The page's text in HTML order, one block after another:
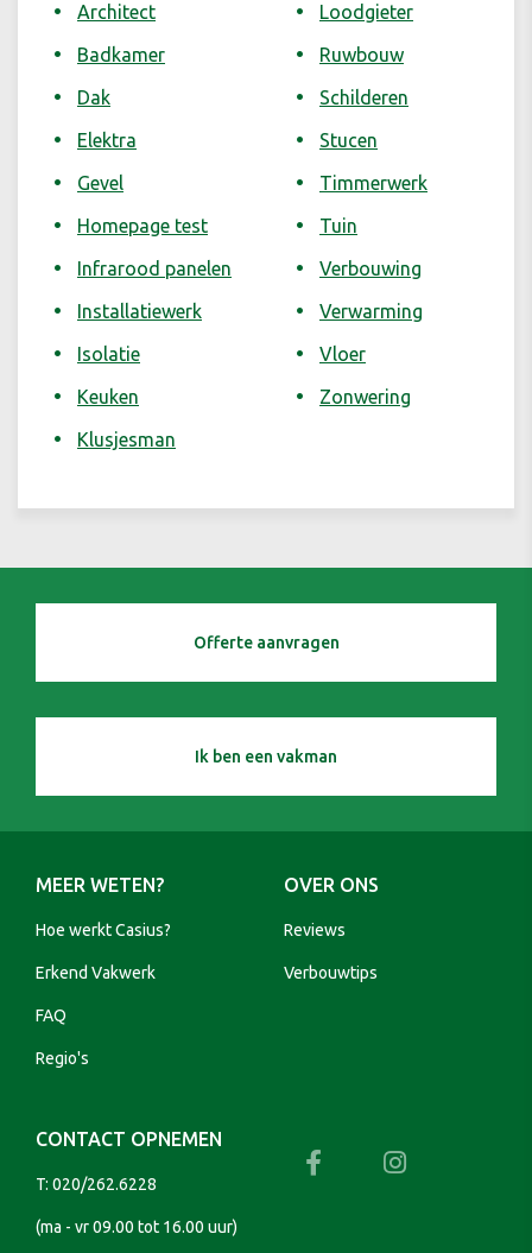
Architect
Badkamer
Dak
Elektra
Gevel
Homepage test
Infrarood panelen
Installatiewerk
Isolatie
Keuken
Klusjesman
Loodgieter
Ruwbouw
Schilderen
Stucen
Timmerwerk
Tuin
Verbouwing
Verwarming
Vloer
Zonwering
Offerte aanvragen
Ik ben een vakman
MEER WETEN?
Hoe werkt Casius?
Erkend Vakwerk
FAQ
Regio's
OVER ONS
Reviews
Verbouwtips
CONTACT OPNEMEN
T: 020/262.6228
(ma - vr 09.00 tot 16.00 uur)